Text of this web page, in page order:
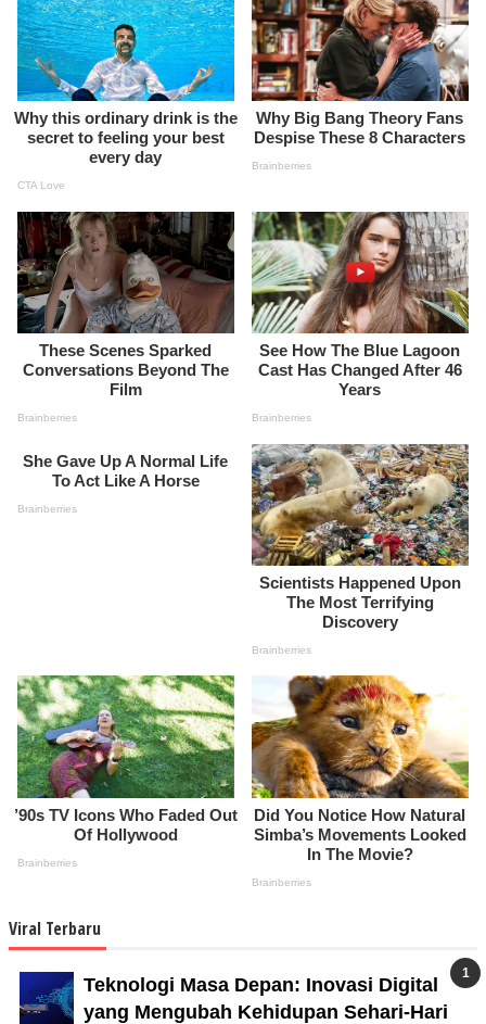
Viral Terbaru
Teknologi Masa Depan: Inovasi Digital
yang Mengubah Kehidupan Sehari-Hari